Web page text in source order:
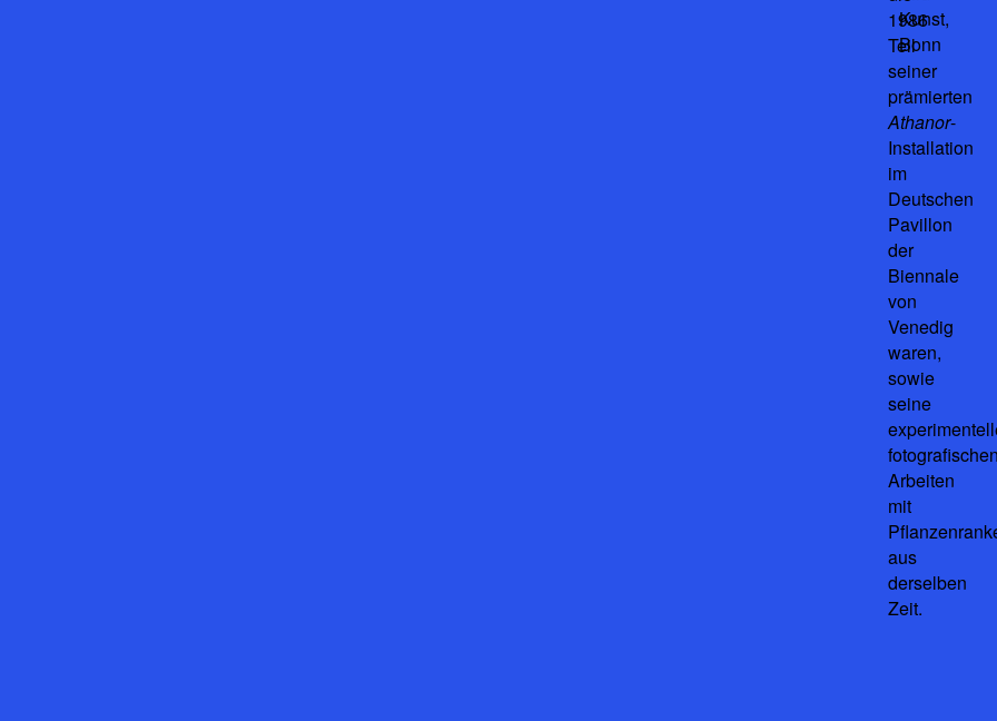
Kunst,
Bonn
1986
Teil
seiner
prämierten
Athanor-
Installation
im
Deutschen
Pavillon
der
Biennale
von
Venedig
waren,
sowie
seine
Arbeiten
mit
aus
derselben
Zeit.